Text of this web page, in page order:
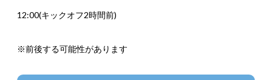
12:00(キックオフ2時間前)
※前後する可能性があります